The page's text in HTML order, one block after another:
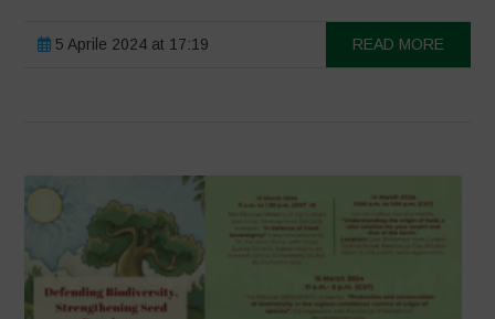
5 Aprile 2024 at 17:19 READ MORE